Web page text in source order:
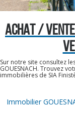
ACHAT /
Sur notre site consultez
GOUESNACH. Trouvez
immobilières de SIA
Immobilier